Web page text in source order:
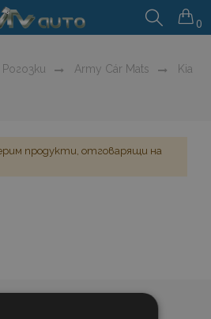
0
Рогозки Army Cár Mats
Kia
продукти, отговарящи на